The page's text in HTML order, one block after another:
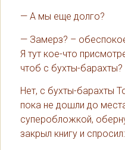
— А мы еще долго?
— Замерз? –
Я тут кое-что
чтоб с бухты-барахты?
Нет, с бухты-барахты
пока не дошли до
суперобложкой,
закрыл книгу и спросил: